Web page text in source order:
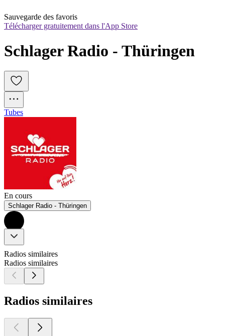
Sauvegarde des favoris
Télécharger gratuitement dans l'App Store
Schlager Radio - Thüringen
Tubes
En cours
Schlager Radio - Thüringen
Radios similaires
Radios similaires
Radios similaires